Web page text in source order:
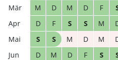
M
D M D F
D
F S S M
S
S M D M
D
M D F S